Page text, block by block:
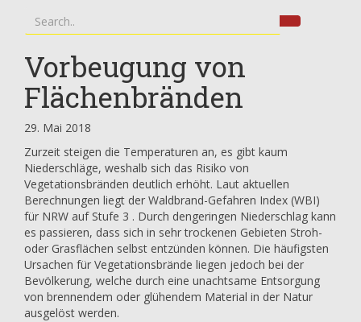
Vorbeugung von
Flächenbränden
29. Mai 2018
Zurzeit steigen die Temperaturen an, es gibt kaum
Niederschläge, weshalb sich das Risiko von
Vegetationsbränden deutlich erhöht. Laut aktuellen
Berechnungen liegt der Waldbrand-Gefahren Index (WBI)
für NRW auf Stufe 3 . Durch dengeringen Niederschlag kann
es passieren, dass sich in sehr trockenen Gebieten Stroh-
oder Grasflächen selbst entzünden können. Die häufigsten
Ursachen für Vegetationsbrände liegen jedoch bei der
Bevölkerung, welche durch eine unachtsame Entsorgung
von brennendem oder glühendem Material in der Natur
ausgelöst werden.